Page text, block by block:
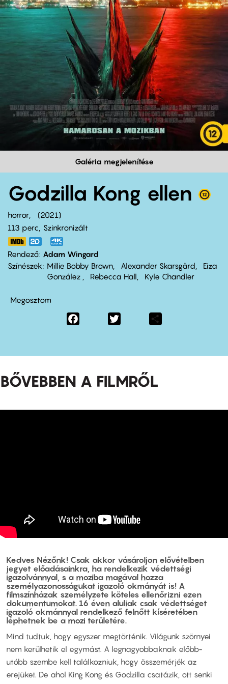
Galéria megjelenítése
Godzilla Kong ellen
horror
2021
113 perc,
Szinkronizált
Rendező Adam Wingard
Színészek
Millie Bobby Brown Alexander Skarsgård
Eiza
González
Rebecca Hall Kyle Chandler
Megosztom
Facebook
BŐVEBBEN A FILMRŐL
Kedves Nézőnk! Csak akkor vásároljon elővételben
jegyet előadásainkra, ha rendelkezik védettségi
igazolvánnyal, s a moziba magával hozza
személyazonosságukat igazoló okmányát is! A
filmszínházak személyzete köteles ellenőrizni ezen
dokumentumokat. 16 éven aluliak csak védettséget
igazoló okmánnyal rendelkező felnőtt kíséretében
léphetnek be a mozi területére.
Mind tudtuk, hogy egyszer megtörténik. Világunk szörnyei
nem kerülhetik el egymást. A legnagyobbaknak előbb-
utóbb szembe kell találkozniuk, hogy összemérjék az
erejüket. De ahol King Kong és Godzilla csatázik, ott senki